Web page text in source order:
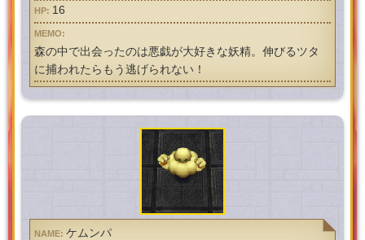
16
森の中で出会ったのは悪戯が大好きな妖精。伸びるツタ
に捕われたらもう逃げられない！
ケムンパ